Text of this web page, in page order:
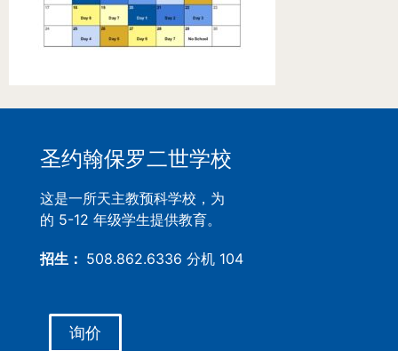
圣约翰保罗二世学校
这是一所天主教预科学校，为
的 5-12 年级学生提供教育。
招生： 508.862.6336 分机 104
询价